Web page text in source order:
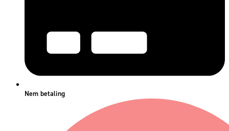
Nem betaling